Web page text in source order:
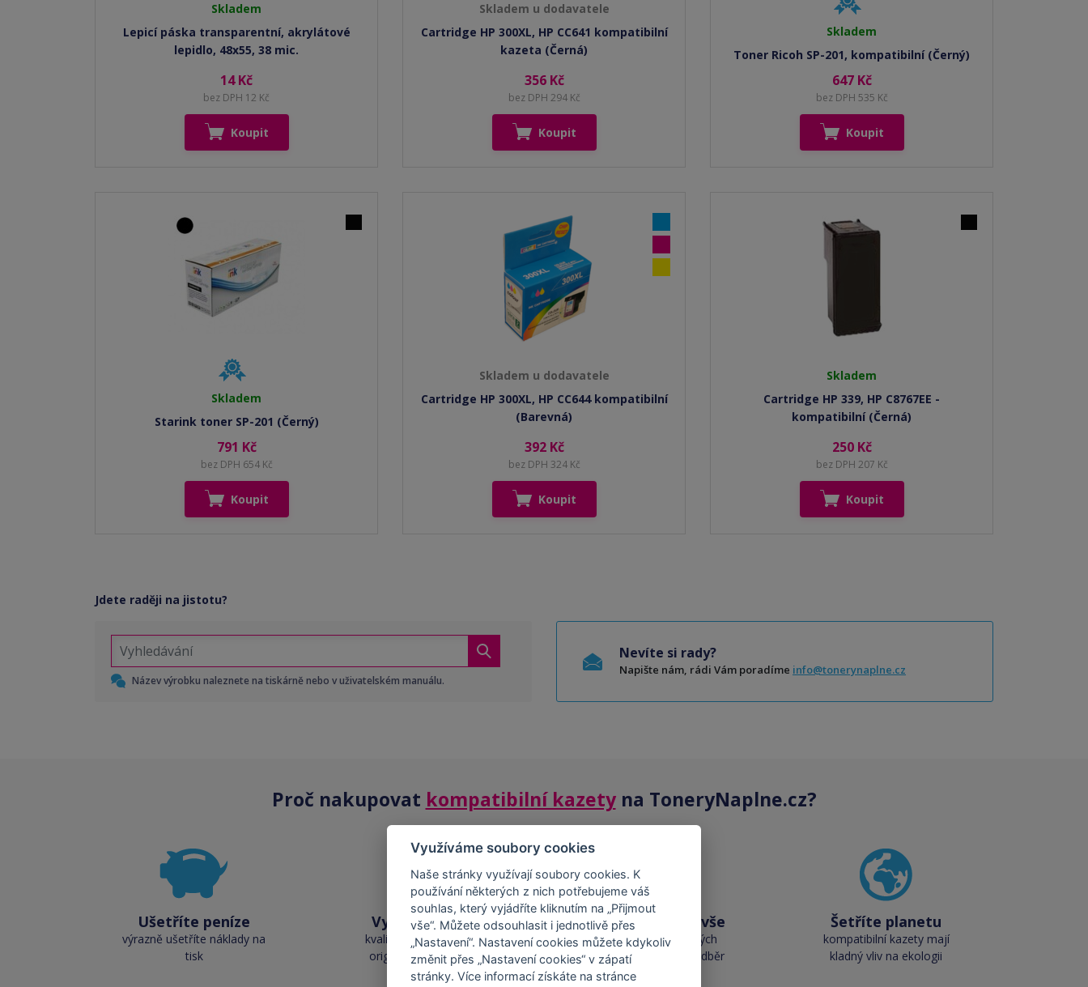
Skladem
Lepicí páska transparentní, akrylátové
lepidlo, 48x55, 38 mic.
14 Kč
bez DPH 12 Kč
Koupit
Skladem u dodavatele
Cartridge HP 300XL, HP CC641 kompatibilní
kazeta (Černá)
356 Kč
bez DPH 294 Kč
Koupit
Skladem
Toner Ricoh SP-201, kompatibilní (Černý)
647 Kč
bez DPH 535 Kč
Koupit
Skladem
Starink toner SP-201 (Černý)
791 Kč
bez DPH 654 Kč
Koupit
Skladem u dodavatele
Cartridge HP 300XL, HP CC644 kompatibilní
(Barevná)
392 Kč
bez DPH 324 Kč
Koupit
Skladem
Cartridge HP 339, HP C8767EE -
kompatibilní (Černá)
250 Kč
bez DPH 207 Kč
Koupit
Jdete raději na jistotu?
Název výrobku naleznete na tiskárně nebo v uživatelském manuálu.
Nevíte si rady?
Napište nám, rádi Vám poradíme info@tonerynaplne.cz
Proč nakupovat kompatibilní kazetyna ToneryNaplne.cz?
Ušetříte peníze
výrazně ušetříte náklady na
tisk
Vysoká kvalita
kvalita je srovnatelná s
originálními náplněmi
Skladem téměř vše
přes 50 000 skladových
zásob pro okamžitý odběr
Šetříte planetu
kompatibilní kazety mají
kladný vliv na ekologii
Využíváme soubory cookies
Naše stránky využívají soubory cookies. K
používání některých z nich potřebujeme váš
souhlas, který vyjádříte kliknutím na „Přijmout
vše“. Můžete odsouhlasit i jednotlivě přes
„Nastavení“. Nastavení cookies můžete kdykoliv
změnit přes „Nastavení cookies“ v zápatí
stránky. Více informací získáte na stránce